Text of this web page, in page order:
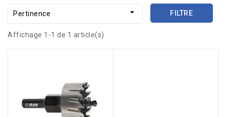
Pertinence  FILTRE
Affichage 1-1 de 1 article(s)